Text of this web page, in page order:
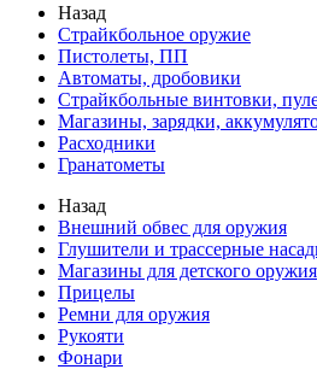
Назад
Страйкбольное оружие
Пистолеты, ПП
Автоматы, дробовики
Страйкбольные винтовки,
Магазины, зарядки,
Расходники
Гранатометы
Назад
Внешний обвес для оружия
Глушители и трассерные
Магазины для детского оружия
Прицелы
Ремни для оружия
Рукояти
Фонари